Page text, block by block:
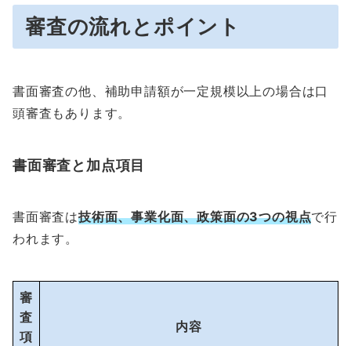
審査の流れとポイント
書面審査の他、補助申請額が一定規模以上の場合は口
頭審査もあります。
書面審査と加点項目
書面審査は技術面、事業化面、政策面の3つの視点で行
われます。
審
査
項
内容